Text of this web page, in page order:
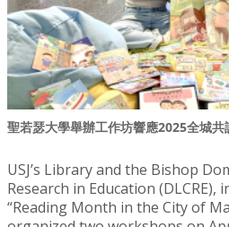
聖若瑟大學舉辦工作坊響應2025全城共
USJ’s Library and the Bishop
Research in Education
“Reading Month in the City of